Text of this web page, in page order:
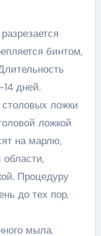
бинтом,
дней.
ложки
ложкой
на марлю,
Процедуру
до тех пор,
мыла.